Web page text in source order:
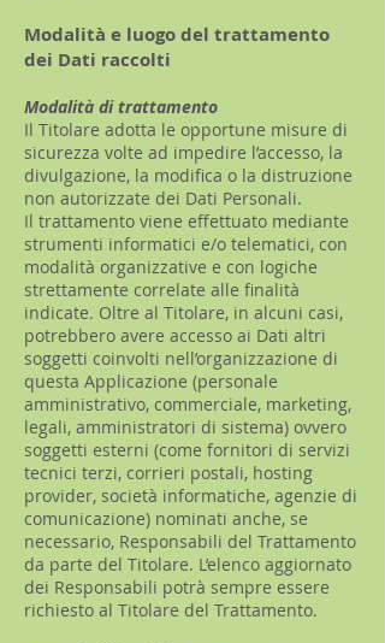
Modalità e luogo del trattamento
dei Dati raccolti
Modalità di trattamento
Il Titolare adotta le opportune misure di
sicurezza volte ad impedire l’accesso, la
divulgazione, la modifica o la distruzione
non autorizzate dei Dati Personali.
Il trattamento viene effettuato mediante
strumenti informatici e/o telematici, con
modalità organizzative e con logiche
strettamente correlate alle finalità
indicate. Oltre al Titolare, in alcuni casi,
potrebbero avere accesso ai Dati altri
soggetti coinvolti nell’organizzazione di
questa Applicazione (personale
amministrativo, commerciale, marketing,
legali, amministratori di sistema) ovvero
soggetti esterni (come fornitori di servizi
tecnici terzi, corrieri postali, hosting
provider, società informatiche, agenzie di
comunicazione) nominati anche, se
necessario, Responsabili del Trattamento
da parte del Titolare. L’elenco aggiornato
dei Responsabili potrà sempre essere
richiesto al Titolare del Trattamento.